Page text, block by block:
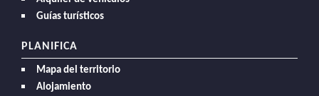
Guías turísticos
PLANIFICA
Mapa del territorio
Alojamiento